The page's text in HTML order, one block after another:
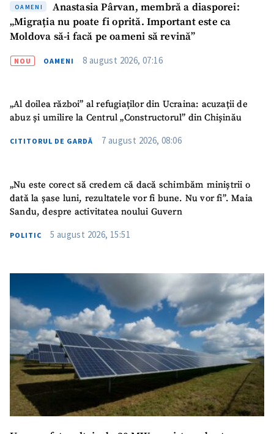
OAMENI
Anastasia Pârvan, membră a diasporei:
„Migrația nu poate fi oprită. Important este ca
Moldova să-i facă pe oameni să revină”
NOU OAMENI 8 august 2026, 07:16
„Al doilea război” al refugiaților din Ucraina: acuzații de
abuz și umilire la Centrul „Constructorul” din Chișinău
CITITORUL DE GARDĂ 7 august 2026, 08:06
„Nu este corect să credem că dacă schimbăm miniștrii o
dată la șase luni, rezultatele vor fi bune. Nu vor fi”. Maia
Sandu, despre activitatea noului Guvern
POLITIC 5 august 2026, 15:51